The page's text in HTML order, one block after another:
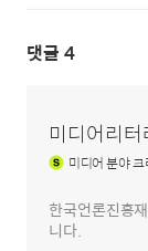
댓글 4
미디어리터
미디어분야
한국언론진흥
니다.